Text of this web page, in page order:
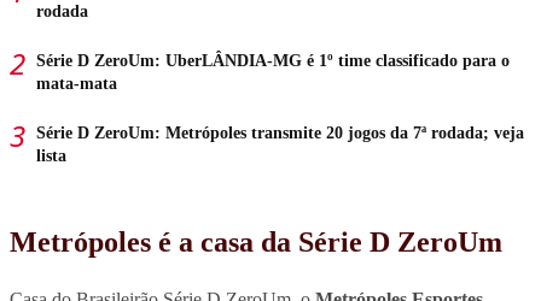
rodada
Série D ZeroUm: UberLÂNDIA-MG é 1º time classificado para o
mata-mata
Série D ZeroUm: Metrópoles transmite 20 jogos da 7ª rodada; veja
lista
Metrópoles é a casa da Série D ZeroUm